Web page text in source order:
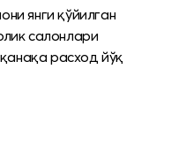
янги қўйилган
салонлари
расход йўқ